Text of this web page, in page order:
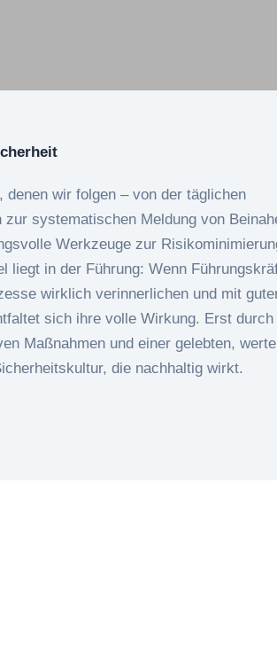
denen wir folgen – von der täglichen
systematischen Meldung von
Werkzeuge zur
liegt in der Führung: Wenn
wirklich verinnerlichen und mit
sich ihre volle Wirkung. Erst durch
Maßnahmen und einer gelebten,
die nachhaltig wirkt.